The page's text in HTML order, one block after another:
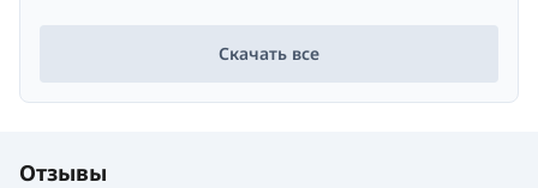
Скачать все
Отзывы